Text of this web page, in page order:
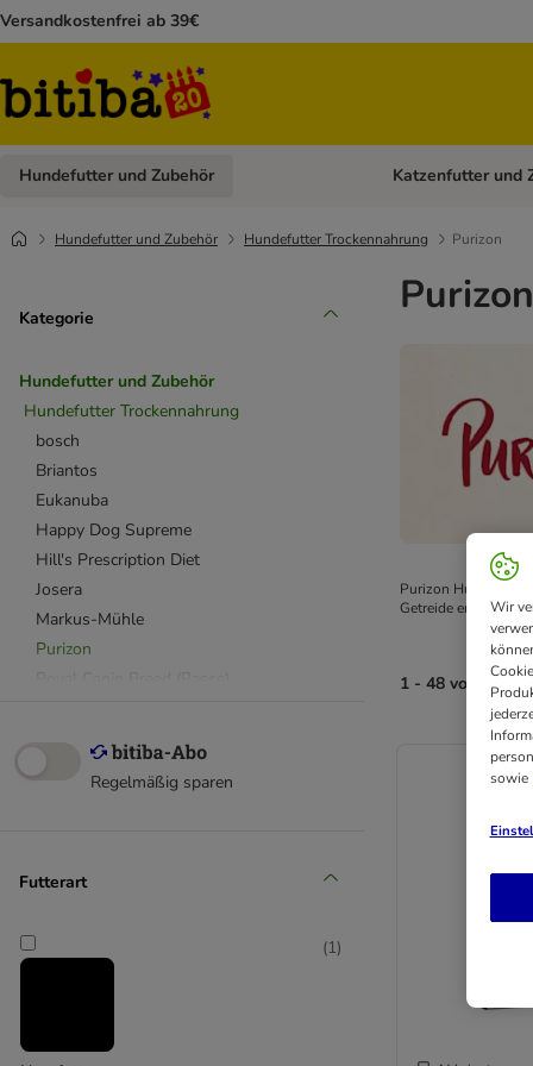
Versandkostenfrei ab 39€
Hundefutter und Zubehör Kategorie-Menü
Katzenfutter und
Hundefutter und Zubehör Hundefutter Trockennahrung Purizon
Kategorie
Hundefutter und Zubehör
Hundefutter Trockennahrung
bosch
Briantos
Eukanuba
Happy Dog Supreme
Hill's Prescription Diet
Josera
Markus-Mühle
Purizon
Royal Canin Veterinary & Expert
Wolf of Wilderness
Advance Veterinary Diets
Regelmäßig sparen
Futterart
(1)
Purizon
Getreide entwickelt.
1 - 48 von 137
Wir
sowie